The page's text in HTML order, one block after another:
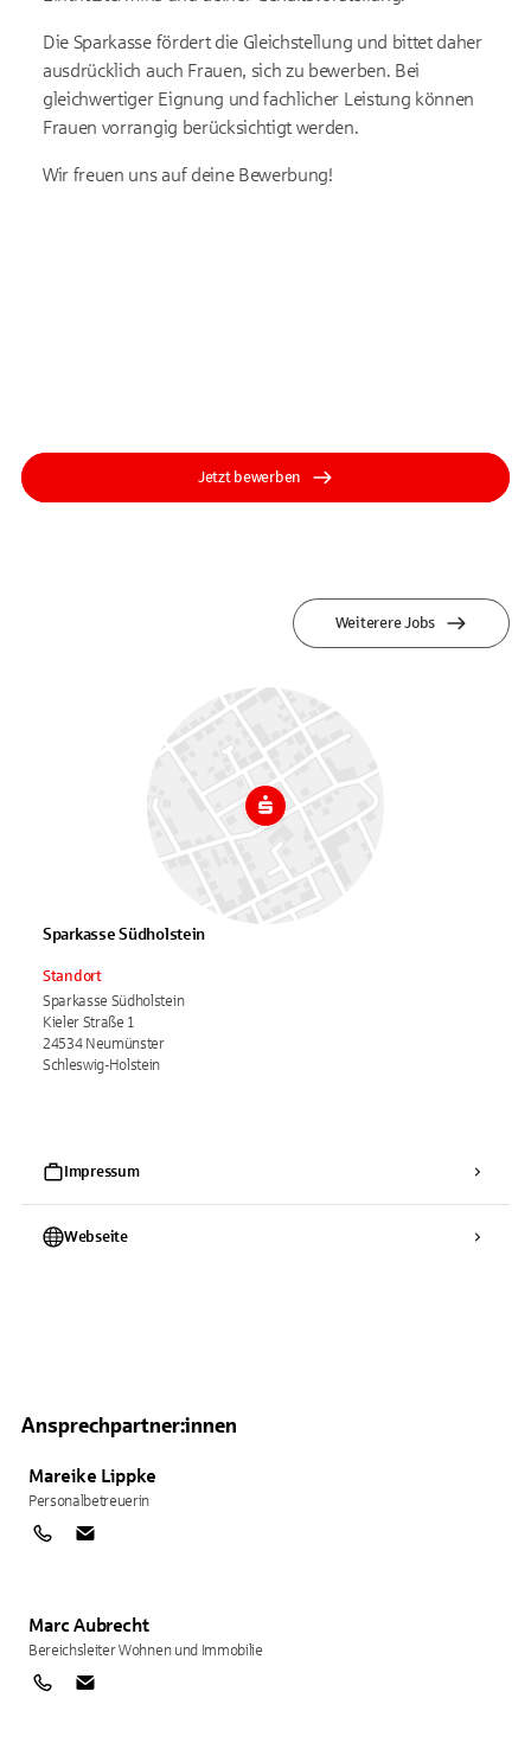
Die Sparkasse fördert die Gleichstellung und bittet daher
ausdrücklich auch Frauen, sich zu bewerben. Bei
gleichwertiger Eignung und fachlicher Leistung können
Frauen vorrangig berücksichtigt werden.
Wir freuen uns auf deine Bewerbung!
Jetzt bewerben
Weiterere Jobs
Sparkasse Südholstein
Standort
Sparkasse Südholstein
Kieler Straße 1
24534 Neumünster
Schleswig-Holstein
Impressum
Webseite
Ansprechpartner:innen
Mareike Lippke
Personalbetreuerin
Marc Aubrecht
Bereichsleiter Wohnen und Immobilie